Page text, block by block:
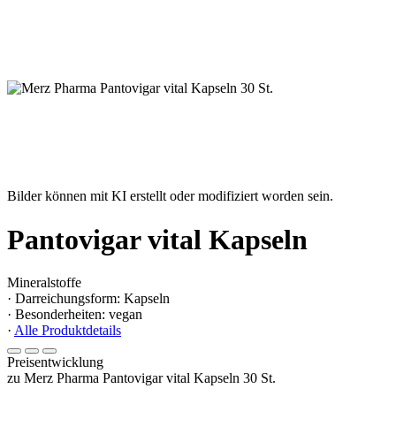
Bilder können mit KI erstellt oder modifiziert worden sein.
Pantovigar vital Kapseln
Mineralstoffe
· Darreichungsform: Kapseln
· Besonderheiten: vegan
· Alle Produktdetails
Preisentwicklung
zu Merz Pharma Pantovigar vital Kapseln 30 St.